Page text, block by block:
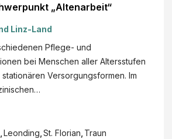
„Altenarbeit“
Linz-Land
Pflege- und
bei Menschen aller Altersstufen
Versorgungsformen. Im
Leonding St. Florian Traun